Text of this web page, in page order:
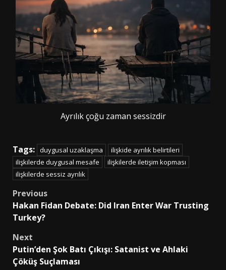
Ayrılık çoğu zaman sessizdir
Tags: duygusal uzaklaşma
ilişkide ayrılık belirtileri
ilişkilerde duygusal mesafe
ilişkilerde iletişim kopması
ilişkilerde sessiz ayrılık
Post
navigation
Previous
Hakan Fidan Debate: Did Iran Enter War Trusting
Turkey?
Next
Putin’den Şok Batı Çıkışı: Satanist ve Ahlaki
Çöküş Suçlaması